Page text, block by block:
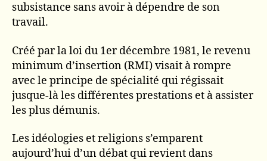
subsistance sans avoir à dépendre de son
travail.
Créé par la loi du 1er décembre 1981, le revenu
minimum d’insertion (RMI) visait à rompre
avec le principe de spécialité qui régissait
jusque-là les différentes prestations et à assister
les plus démunis.
Les idéologies et religions s’emparent
aujourd’hui d’un débat qui revient dans